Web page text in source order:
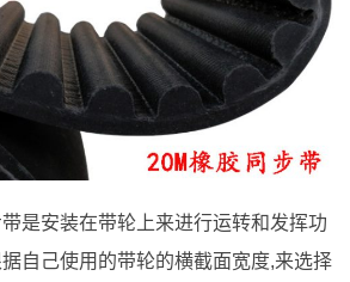
是安装在带轮上来进行运转和发挥功
自己使用的带轮的横截面宽度,来选择